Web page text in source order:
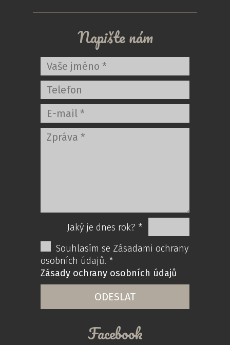
Napište nám
Jaký je dnes rok? *
Souhlasím se Zásadami ochrany
osobních údajů. *
Zásady ochrany osobních údajů
Facebook